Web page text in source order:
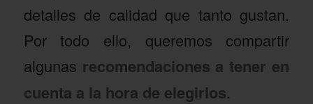
detalles de calidad que tanto gustan.
Por todo ello, queremos compartir
algunas recomendaciones a tener en
cuenta a la hora de elegirlos.